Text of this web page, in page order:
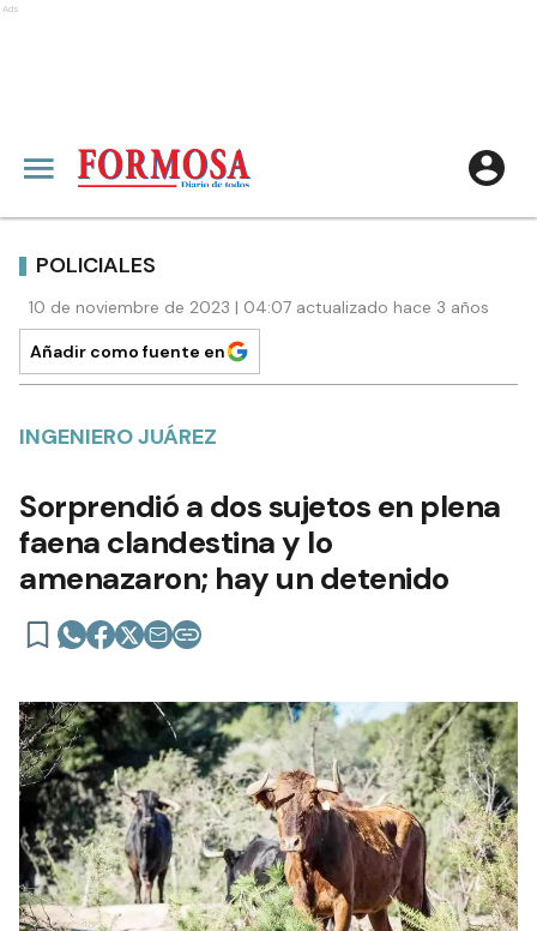
Ads
POLICIALES
10 de noviembre de 2023 | 04:07 actualizado hace 3 años
Añadir como fuente en
INGENIERO JUÁREZ
Sorprendió a dos sujetos en plena
faena clandestina y lo
amenazaron; hay un detenido